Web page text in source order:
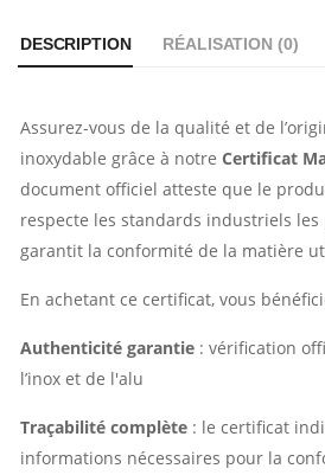
Tube carré
DESCRIPTION RÉALISATION (0)
Assurez-vous de la qualité et de
inoxydable grâce à notre Certificat
document officiel atteste que le
respecte les standards industriels les
garantit la conformité de la matière
En achetant ce certificat, vous
Authenticité garantie : vérification
l’inox et de l'alu
Traçabilité complète : le certificat
informations nécessaires pour la